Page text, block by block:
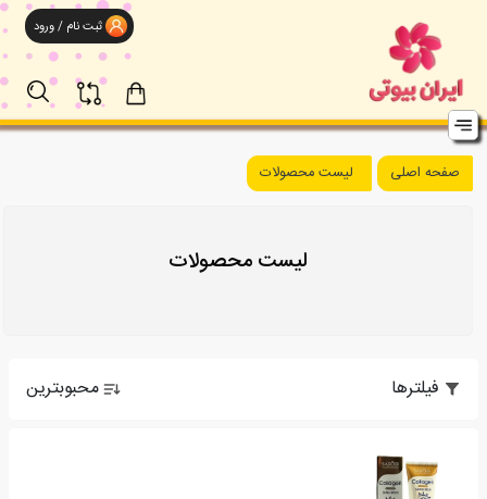
ثبت نام / ورود
صفحه اصلی لیست محصولات
لیست محصولات
فیلترها محبوبترین